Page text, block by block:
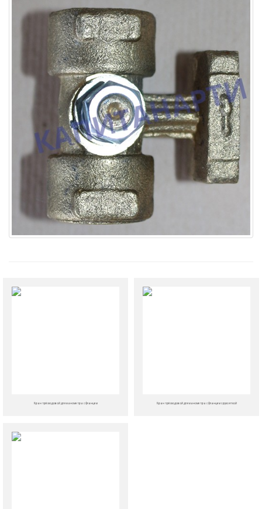
Кран трёхходовой для манометра с фланцем Кран трёхходовой для манометра с фланцем с рукояткой